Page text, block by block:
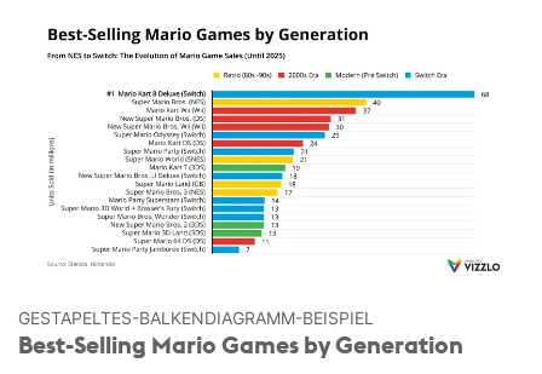
GESTAPELTES-BALKEN­DIAGRAMM-BEISPIEL
Best-Selling Mario Games by Generation